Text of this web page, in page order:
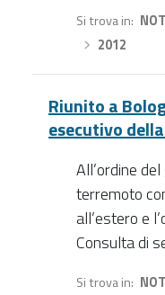
Si trova in
2012
Riunito a
esecutivo
All’ordine
terremoto
all’estero e
Consulta di
Si trova in